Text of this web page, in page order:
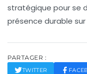
stratégique pour se
présence durable sur
PARTAGER :
TWITTER